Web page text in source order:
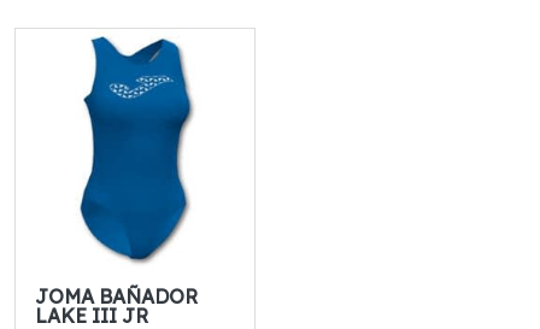
JOMA BAÑADOR
LAKE III JR